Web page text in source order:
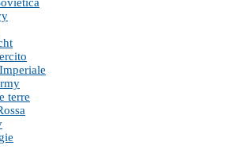
terre